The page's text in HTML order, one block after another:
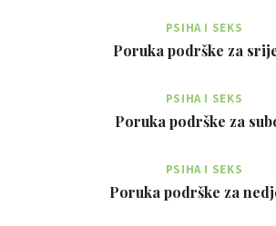
PSIHA I SEKS
Poruka podrške za
PSIHA I SEKS
Poruka podrške za
PSIHA I SEKS
Poruka podrške za